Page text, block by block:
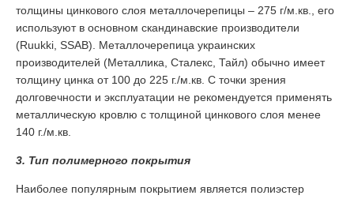
толщины цинкового слоя металлочерепицы – 275 г/м.кв., его
используют в основном скандинавские производители
(Ruukki, SSAB). Металлочерепица украинских
производителей (Металлика, Сталекс, Тайл) обычно имеет
толщину цинка от 100 до 225 г./м.кв. С точки зрения
долговечности и эксплуатации не рекомендуется применять
металлическую кровлю с толщиной цинкового слоя менее
140 г./м.кв.
3. Тип полимерного покрытия
Наиболее популярным покрытием является полиэстер